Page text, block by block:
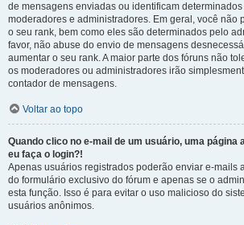
de mensagens enviadas ou identificam
moderadores e administradores. Em geral, você não
o seu rank, bem como eles são determinados pelo
favor, não abuse do envio de mensagens
aumentar o seu rank. A maior parte dos fóruns não
os moderadores ou administradores irão
contador de mensagens.
Voltar ao topo
Quando clico no e-mail de um usuário, uma página
eu faça o login?!
Apenas usuários registrados poderão enviar e-mails
do formulário exclusivo do fórum e apenas se o
esta função. Isso é para evitar o uso malicioso do
usuários anônimos.